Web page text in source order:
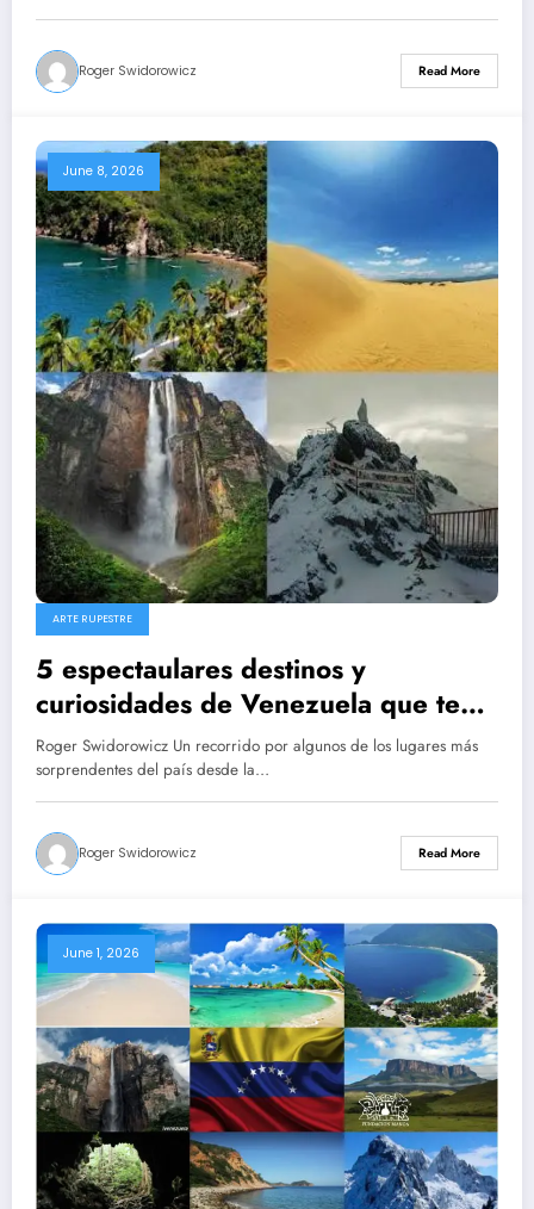
Roger Swidorowicz Read More
June 8, 2026
ARTE RUPESTRE
5 espectaulares destinos y
curiosidades de Venezuela que te
dejarán con la boca abierta – Roger
Swidorowicz
Roger Swidorowicz Un recorrido por algunos de los lugares más
sorprendentes del país desde la…
Roger Swidorowicz Read More
June 1, 2026